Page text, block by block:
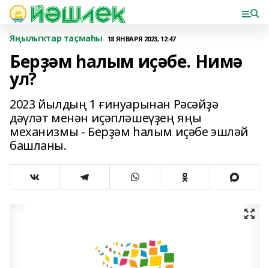
Яңылыҡтар таҫмаһы 18 ЯНВАРЯ 2023, 12:47
Берҙәм һалым иҫәбе. Нимә
ул?
2023 йылдың 1 ғинуарынан Рәсәйҙә
дәүләт менән иҫәпләшеүҙең яңы
механизмы - Берҙәм һалым иҫәбе эшләй
башланы.